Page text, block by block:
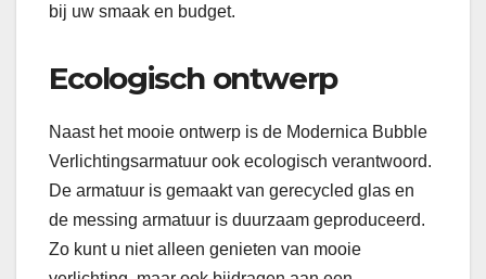
bij uw smaak en budget.
Ecologisch ontwerp
Naast het mooie ontwerp is de Modernica Bubble
Verlichtingsarmatuur ook ecologisch verantwoord.
De armatuur is gemaakt van gerecycled glas en
de messing armatuur is duurzaam geproduceerd.
Zo kunt u niet alleen genieten van mooie